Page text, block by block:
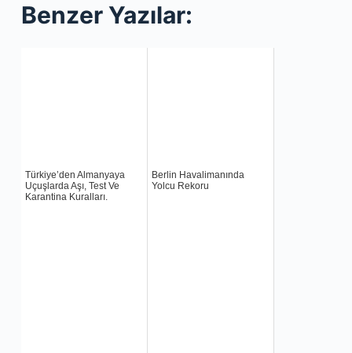
Benzer Yazılar:
Türkiye’den Almanyaya
Uçuşlarda Aşı, Test Ve
Karantina Kuralları.
Berlin Havalimanında
Yolcu Rekoru